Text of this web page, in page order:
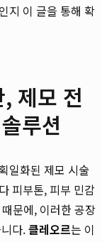
지 이 글을 통해 확
제모 전
루션
일화된 제모 시술
피부톤, 피부 민감
문에, 이러한 공장
다.클레오르는 이